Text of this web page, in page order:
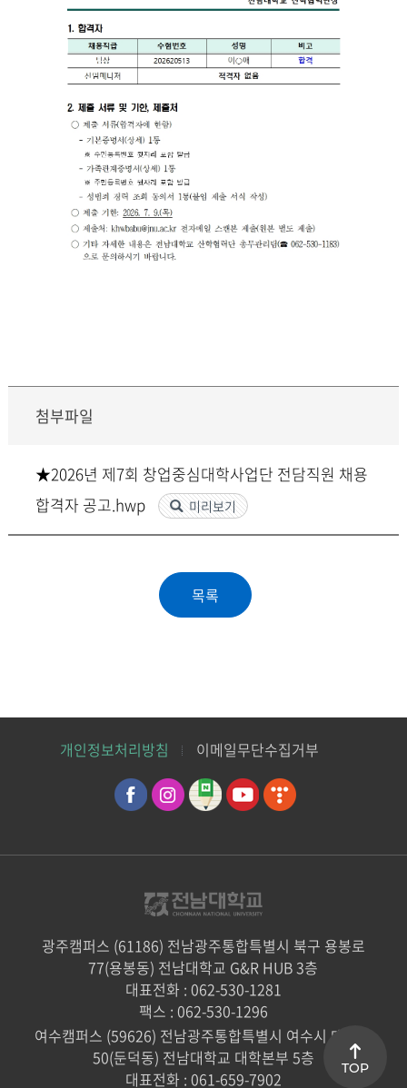
첨부파일
★2026년 제7회 창업중심대학사업단 전담직원 채용
합격자 공고.hwp
미리보기
개인정보처리방침 이메일무단수집거부
광주캠퍼스 (61186) 전남광주통합특별시 북구 용봉로
77(용봉동) 전남대학교 G&R HUB 3층
대표전화 : 062-530-1281
팩스 : 062-530-1296
여수캠퍼스 (59626) 전남광주통합특별시 여수시 대학로
50(둔덕동) 전남대학교 대학본부 5층
대표전화 : 061-659-7902
TOP